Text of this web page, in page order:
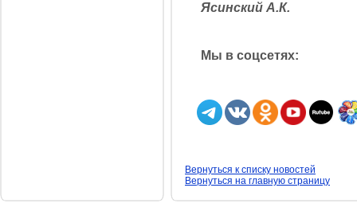
Ясинский А.К.
Мы в соцсетях:
Вернуться к списку новостей
Вернуться на главную страницу